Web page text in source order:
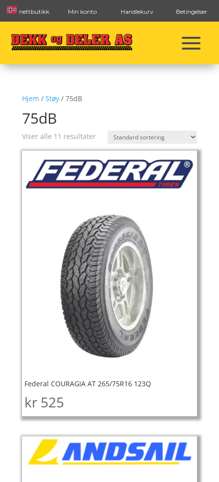
nettbutikk Min konto Handlekurv Betingelser
Hjem / Støy/ 75dB
75dB
Viser alle 11 resultater
Federal COURAGIA AT 265/75R16 123Q
kr 525